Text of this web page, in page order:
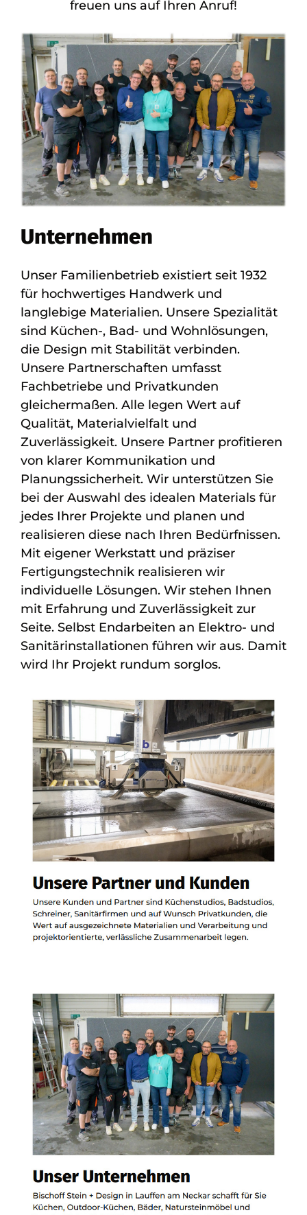
freuen uns auf Ihren Anruf!
Unternehmen
Unser Familienbetrieb existiert seit 1932
für hochwertiges Handwerk und
langlebige Materialien. Unsere Spezialität
sind Küchen-, Bad- und Wohnlösungen,
die Design mit Stabilität verbinden.
Unsere Partnerschaften umfasst
Fachbetriebe und Privatkunden
gleichermaßen. Alle legen Wert auf
Qualität, Materialvielfalt und
Zuverlässigkeit. Unsere Partner profitieren
von klarer Kommunikation und
Planungssicherheit. Wir unterstützen Sie
bei der Auswahl des idealen Materials für
jedes Ihrer Projekte und planen und
realisieren diese nach Ihren Bedürfnissen.
Mit eigener Werkstatt und präziser
Fertigungstechnik realisieren wir
individuelle Lösungen. Wir stehen Ihnen
mit Erfahrung und Zuverlässigkeit zur
Seite. Selbst Endarbeiten an Elektro- und
Sanitärinstallationen führen wir aus. Damit
wird Ihr Projekt rundum sorglos.
Siehe auch
Natursteine
Neidenstein -
Bischoff Stein + Design:
✓Badfliesen,
Küchenarbeitsplatten,
Waschtische,
Badausstellung